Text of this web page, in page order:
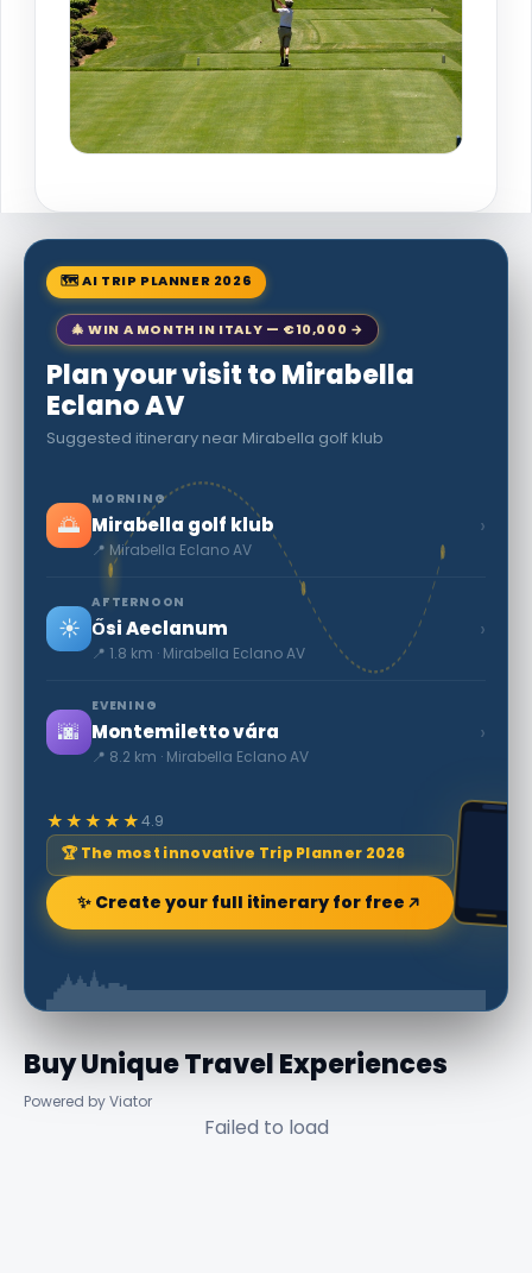
🗺 AI TRIP PLANNER 2026
🎄 WIN A MONTH IN ITALY — €10,000 →
Plan your visit to Mirabella
Eclano AV
Suggested itinerary near Mirabella golf klub
🌅
MORNING
Mirabella golf klub
📍 Mirabella Eclano AV
›
☀️
AFTERNOON
Ősi Aeclanum
📍 1.8 km · Mirabella Eclano AV
›
🌆
EVENING
Montemiletto vára
📍 8.2 km · Mirabella Eclano AV
›
★★★★★4.9
🏆 The most innovative Trip Planner 2026
✨ Create your full itinerary for free
Buy Unique Travel Experiences
Powered by Viator
Failed to load